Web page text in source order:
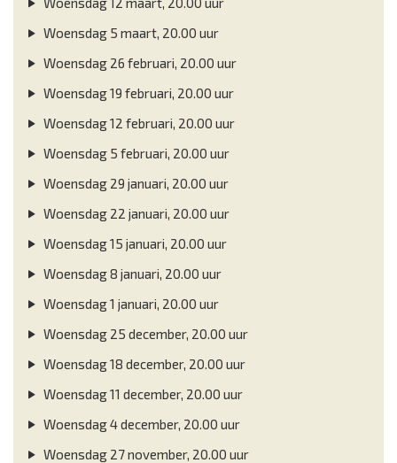
Woensdag 5 maart, 20.00 uur
Woensdag 26 februari, 20.00 uur
Woensdag 19 februari, 20.00 uur
Woensdag 12 februari, 20.00 uur
Woensdag 5 februari, 20.00 uur
Woensdag 29 januari, 20.00 uur
Woensdag 22 januari, 20.00 uur
Woensdag 15 januari, 20.00 uur
Woensdag 8 januari, 20.00 uur
Woensdag 1 januari, 20.00 uur
Woensdag 25 december, 20.00 uur
Woensdag 18 december, 20.00 uur
Woensdag 11 december, 20.00 uur
Woensdag 4 december, 20.00 uur
Woensdag 27 november, 20.00 uur